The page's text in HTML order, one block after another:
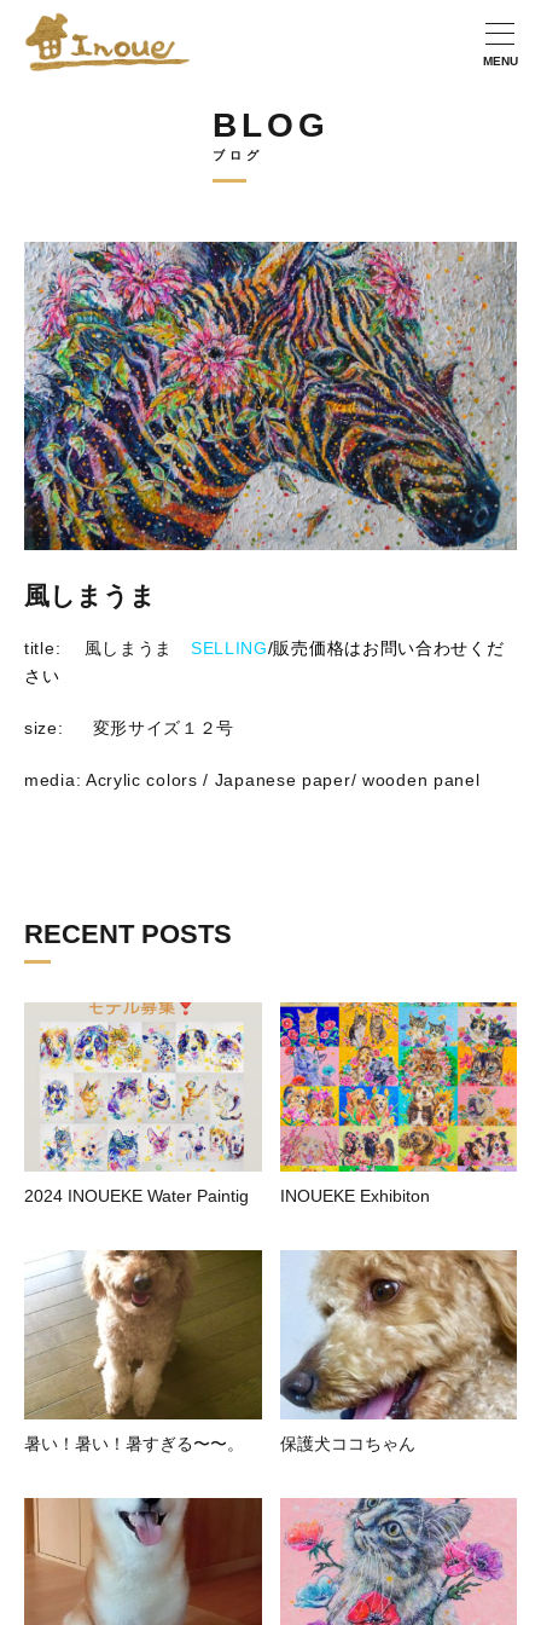
BLOG
ブログ
風しまうま
title: 風しまうま SELLING/販売価格はお問い合わせくだ
さい
size: 変形サイズ１２号
media: Acrylic colors / Japanese paper/ wooden panel
RECENT POSTS
2024 INOUEKE Water Paintig INOUEKE Exhibiton
暑い！暑い！暑すぎる〜〜。 保護犬ココちゃん